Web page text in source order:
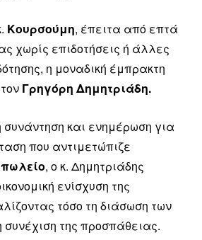
Κουρσούμη, έπειτα από επτά
χωρίς επιδοτήσεις ή άλλες
η μοναδική έμπρακτη
Γρηγόρη Δημητριάδη.
και ενημέρωση για
που αντιμετώπιζε
, ο κ. Δημητριάδης
ενίσχυση της
τόσο τη διάσωση των
συνέχιση της προσπάθειας.